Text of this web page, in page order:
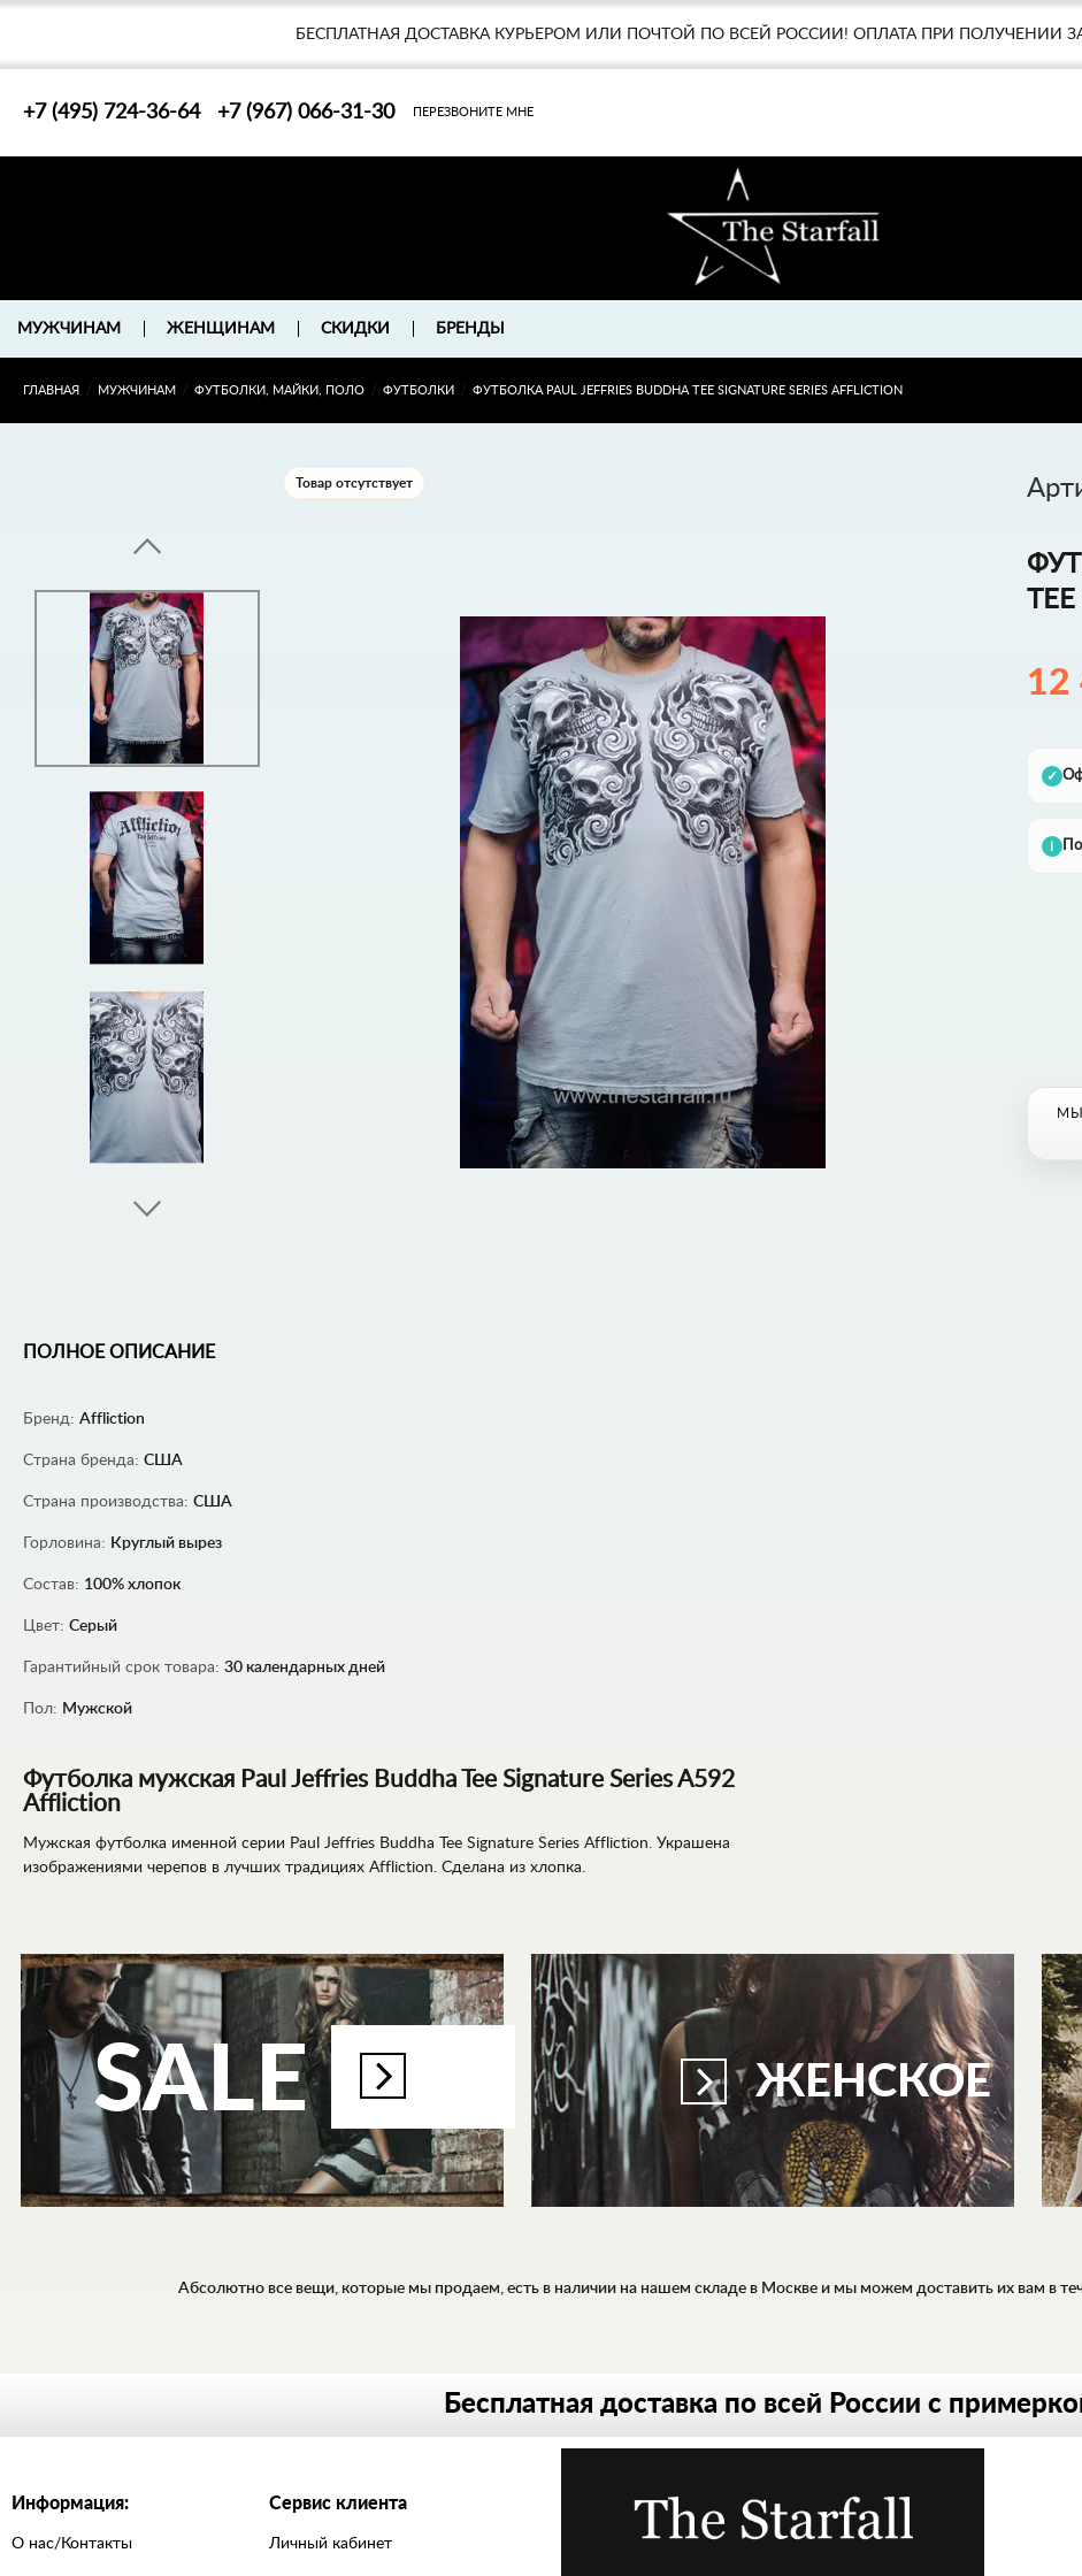
БЕСПЛАТНАЯ ДОСТАВКА КУРЬЕРОМ ИЛИ ПОЧТОЙ ПО ВСЕЙ РОССИИ! ОПЛАТА ПРИ ПОЛУЧЕНИИ
+7 (495) 724-36-64 +7 (967) 066-31-30 ПЕРЕЗВОНИТЕ МНЕ
МУЖЧИНАМ ЖЕНЩИНАМ СКИДКИ БРЕНДЫ
ГЛАВНАЯ МУЖЧИНАМ ФУТБОЛКИ, МАЙКИ, ПОЛО ФУТБОЛКИ ФУТБОЛКА PAUL JEFFRIES BUDDHA TEE SIGNATURE SERIES AFFLICTION
Товар отсутствует
TEE
12
✓
i
ПОЛНОЕ ОПИСАНИЕ
Бренд: Affliction
Страна бренда: США
Страна производства: США
Горловина: Круглый вырез
Состав: 100% хлопок
Цвет: Серый
Гарантийный срок товара: 30 календарных дней
Пол: Мужской
Футболка мужская Paul Jeffries Buddha Tee Signature Series A592
Affliction
Мужская футболка именной серии Paul Jeffries Buddha Tee Signature Series Affliction. Украшена
изображениями черепов в лучших традициях Affliction. Сделана из хлопка.
SALE ЖЕНСКОЕ
Абсолютно все вещи, которые мы продаем, есть в наличии на нашем складе в Москве и мы можем доставить их вам в
ПУЛОВЕРЫ
Бесплатная доставка по всей России с
Информация:
О нас/Контакты
Сервис клиента
Личный кабинет